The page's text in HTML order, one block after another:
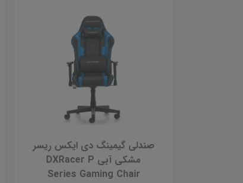
صندلی گیمینگ دی ایکس ریسر
مشكى آبى DXRacer P
Series Gaming Chair